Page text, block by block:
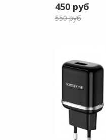
450 руб
550 руб